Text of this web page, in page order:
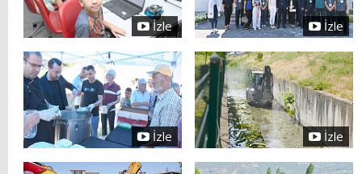
İzle İzle
İzle İzle